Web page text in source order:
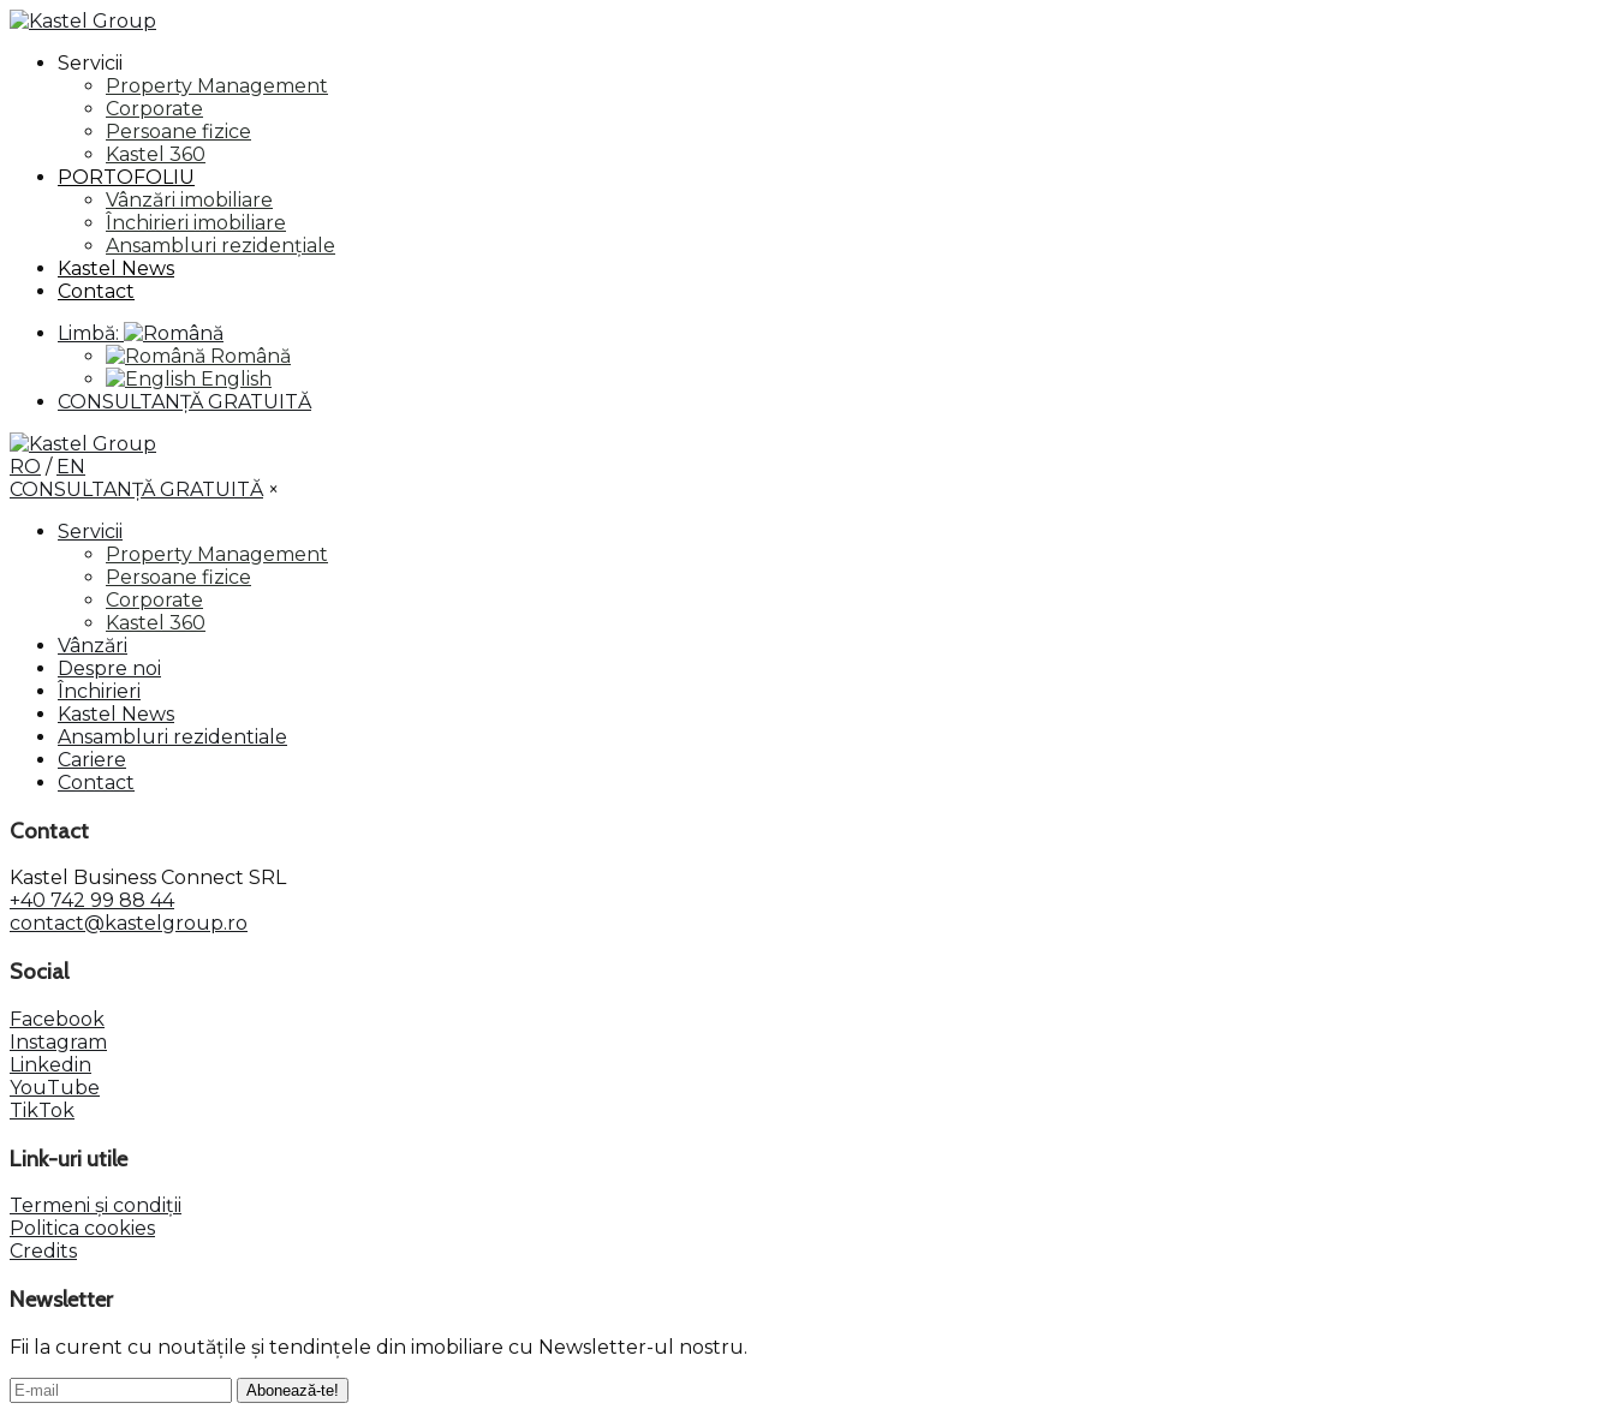
Servicii
Property Management
Corporate
Persoane fizice
Kastel 360
PORTOFOLIU
Vânzări imobiliare
Închirieri imobiliare
Ansambluri rezidențiale
Kastel News
Contact
Limbă:
Română
English
CONSULTANȚĂ GRATUITĂ
RO / EN
CONSULTANȚĂ GRATUITĂ ×
Servicii
Property Management
Persoane fizice
Corporate
Kastel 360
Vânzări
Despre noi
Închirieri
Kastel News
Ansambluri rezidentiale
Cariere
Contact
Contact
Kastel Business Connect SRL
+40 742 99 88 44
contact@kastelgroup.ro
Social
Facebook
Instagram
Linkedin
YouTube
TikTok
Link-uri utile
Termeni și condiții
Politica cookies
Credits
Newsletter
Fii la curent cu noutățile și tendințele din imobiliare cu Newsletter-ul nostru.